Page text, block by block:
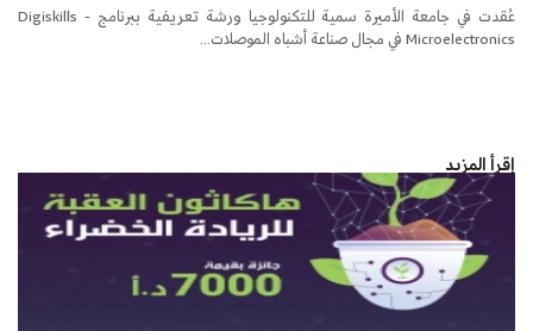
عُقدت في جامعة الأميرة سمية للتكنولوجيا ورشة تعريفية ببرنامج Digiskills -
Microelectronics في مجال صناعة أشباه الموصلات...
إقرأ المزيد